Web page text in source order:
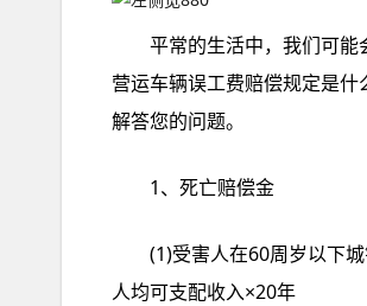
平常的生活中，我们可
营运车辆误工费赔偿规定是
解答您的问题。
1、死亡赔偿金
(1)受害人在60周岁以下
人均可支配收入×20年